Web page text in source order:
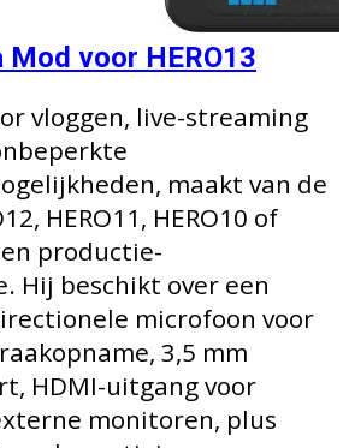
Mod voor HERO13
vloggen, live-streaming
maakt van de
HERO11, HERO10 of
productie-
Hij beschikt over een
microfoon voor
3,5 mm
HDMI-uitgang voor
monitoren, plus